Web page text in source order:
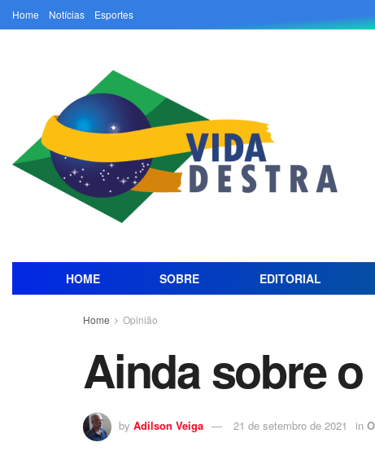
Home Notícias Esportes
HOME SOBRE EDITORIAL
Home Opinião
Ainda sobre
by Adilson Veiga 21 de setembro de 2021 in